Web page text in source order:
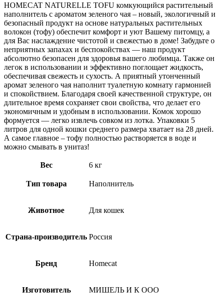
HOMECAT NATURELLE TOFU комкующийся растительный
наполнитель с ароматом зеленого чая – новый, экологичный и
безопасный продукт на основе натуральных растительных
волокон (тофу) обеспечит комфорт и уют Вашему питомцу, а
для Вас наслаждение чистотой и свежестью в доме! Забудьте о
неприятных запахах и беспокойствах — наш продукт
абсолютно безопасен для здоровья вашего любимца. Также он
легок в использовании и эффективно поглощает жидкость,
обеспечивая свежесть и сухость. А приятный утонченный
аромат зеленого чая наполнит туалетную комнату гармонией
и спокойствием. Благодаря своей качественной структуре, он
длительное время сохраняет свои свойства, что делает его
экономичным и удобным в использовании. Комок хорошо
формуется — легко извлечь совком из лотка. Упаковки 5
литров для одной кошки среднего размера хватает на 28 дней.
А самое главное – тофу полностью растворяется в воде и
можно смывать в унитаз!
Вес 6 кг
Тип товара Наполнитель
Животное Для кошек
Страна-производитель Россия
Бренд Homecat
Изготовитель МИШЕЛЬ И К ООО